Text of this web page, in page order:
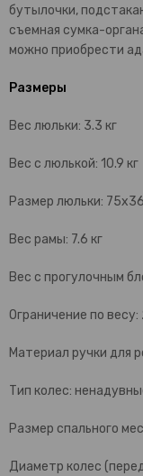
бутылочки,
съемная сумка-
можно приобрести
Размеры
Вес люльки: 3.3 кг
Вес с люлькой: 10.9 кг
Размер люльки:
Вес рамы: 7.6 кг
Вес с прогулочным
Ограничение по весу:
Материал ручки для
Тип колес:
Размер спального
Диаметр колес